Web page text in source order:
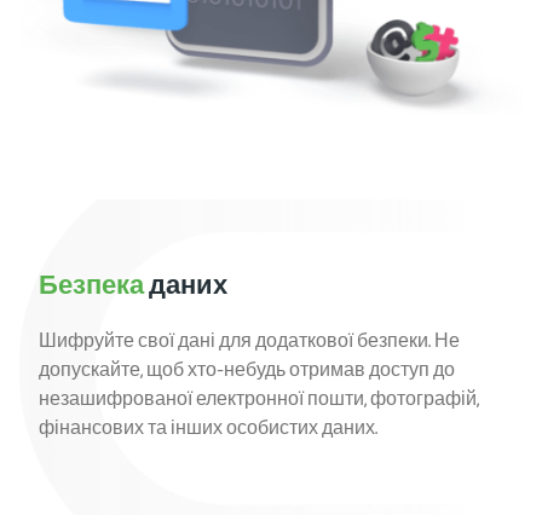
Безпекаданих
Шифруйте свої дані для додаткової безпеки. Не
допускайте, щоб хто-небудь отримав доступ до
незашифрованої електронної пошти, фотографій,
фінансових та інших особистих даних.